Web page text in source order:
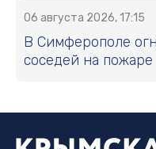
06 августа 2026, 17:15
В Симферополе
соседей на пожаре